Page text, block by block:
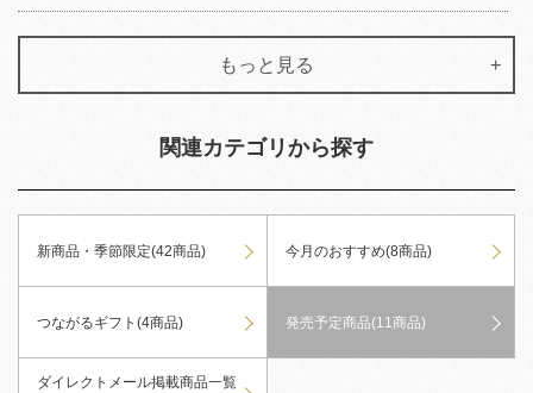
もっと見る
関連カテゴリから探す
新商品・季節限定(42商品) 今月のおすすめ(8商品)
つながるギフト(4商品) 発売予定商品(11商品)
ダイレクトメール掲載商品一覧